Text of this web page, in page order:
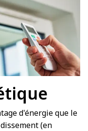
d'énergie que le
(en